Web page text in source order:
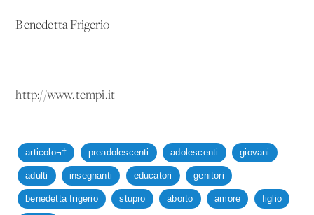
Benedetta Frigerio
http://www.tempi.it
articolo¬† preadolescenti adolescenti giovani
adulti insegnanti educatori genitori
benedetta frigerio stupro aborto amore figlio